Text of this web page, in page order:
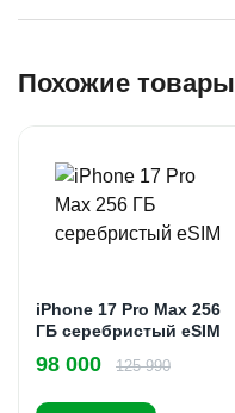
Похожие товары
iPhone 17 Pro Max 256
ГБ серебристый eSIM
98 000 125 990